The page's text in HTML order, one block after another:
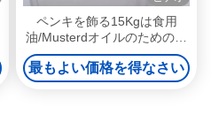
ペンキを飾る15Kgは食用
油/Musterdオイルのための錫
のバケツを平方できる
最もよい価格を得なさい